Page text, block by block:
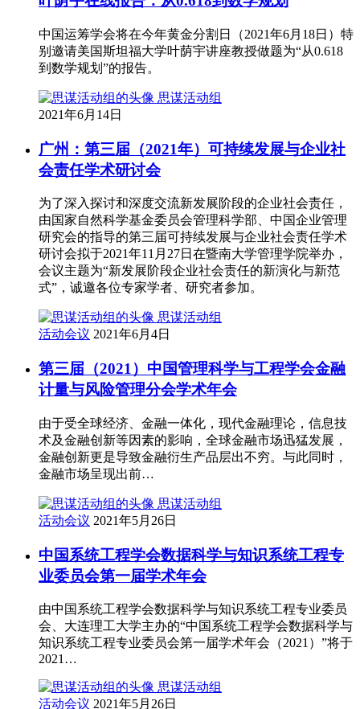
中国运筹学会将在今年黄金分割日（2021年6月18日）特
别邀请美国斯坦福大学叶荫宇讲座教授做题为“从0.618
到数学规划”的报告。
思谋活动组
2021年6月14日
广州：第三届（2021年）可持续发展与企业社
会责任学术研讨会
为了深入探讨和深度交流新发展阶段的企业社会责任，
由国家自然科学基金委员会管理科学部、中国企业管理
研究会的指导的第三届可持续发展与企业社会责任学术
研讨会拟于2021年11月27日在暨南大学管理学院举办，
会议主题为“新发展阶段企业社会责任的新演化与新范
式”，诚邀各位专家学者、研究者参加。
思谋活动组
活动会议 2021年6月4日
第三届（2021）中国管理科学与工程学会金融
计量与风险管理分会学术年会
由于受全球经济、金融一体化，现代金融理论，信息技
术及金融创新等因素的影响，全球金融市场迅猛发展，
金融创新更是导致金融衍生产品层出不穷。与此同时，
金融市场呈现出前…
思谋活动组
活动会议 2021年5月26日
中国系统工程学会数据科学与知识系统工程专
业委员会第一届学术年会
由中国系统工程学会数据科学与知识系统工程专业委员
会、大连理工大学主办的“中国系统工程学会数据科学与
知识系统工程专业委员会第一届学术年会（2021）”将于
2021…
思谋活动组
活动会议 2021年5月26日